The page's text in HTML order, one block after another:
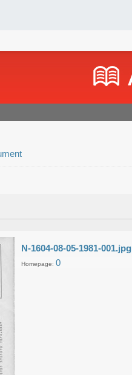
N-1604-08-05-1981-001.jpg
Homepage: 0